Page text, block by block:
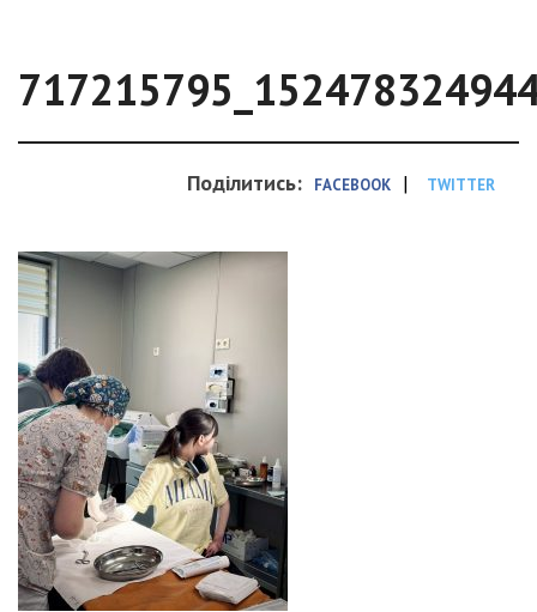
Поділитись: FACEBOOK | TWITTER